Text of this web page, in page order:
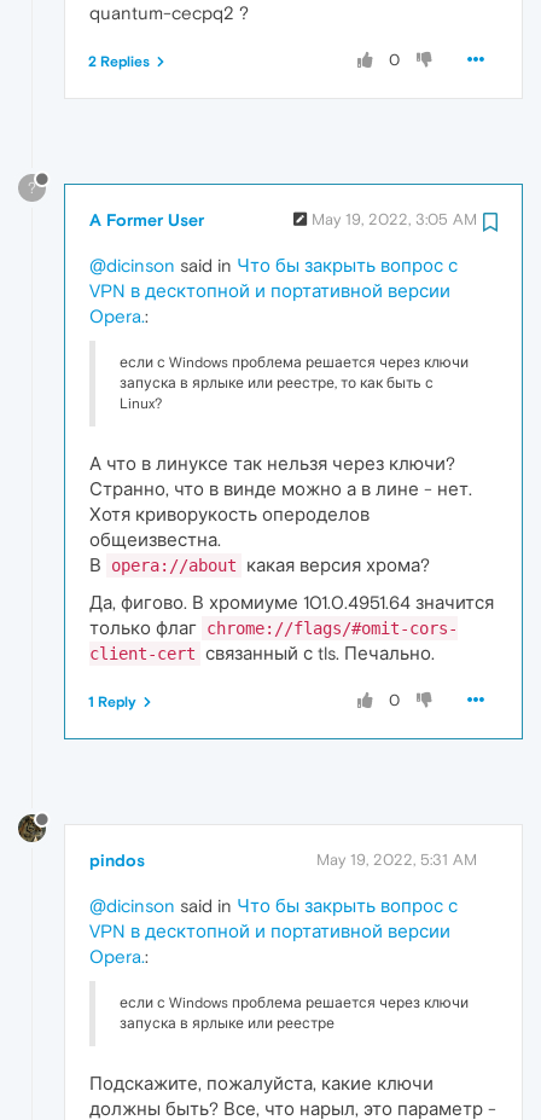
quantum-cecpq2 ?
0
2 Replies
?
A Former User May 19, 2022, 3:05 AM
@dicinson said in Что бы закрыть вопрос с
VPN в десктопной и портативной версии
Opera.:
если с Windows проблема решается через ключи
запуска в ярлыке или реестре, то как быть с
Linux?
А что в линуксе так нельзя через ключи?
Странно, что в винде можно а в лине - нет.
Хотя криворукость опероделов
общеизвестна.
В
opera://about
какая версия хрома?
Да, фигово. В хромиуме 101.0.4951.64 значится
только флаг chrome://flags/#omit-cors-
client-cert связанный с tls. Печально.
0
1 Reply
pindos May 19, 2022, 5:31 AM
@dicinson said in Что бы закрыть вопрос с
VPN в десктопной и портативной версии
Opera.:
если с Windows проблема решается через ключи
запуска в ярлыке или реестре
Подскажите, пожалуйста, какие ключи
должны быть? Все, что нарыл, это параметр -